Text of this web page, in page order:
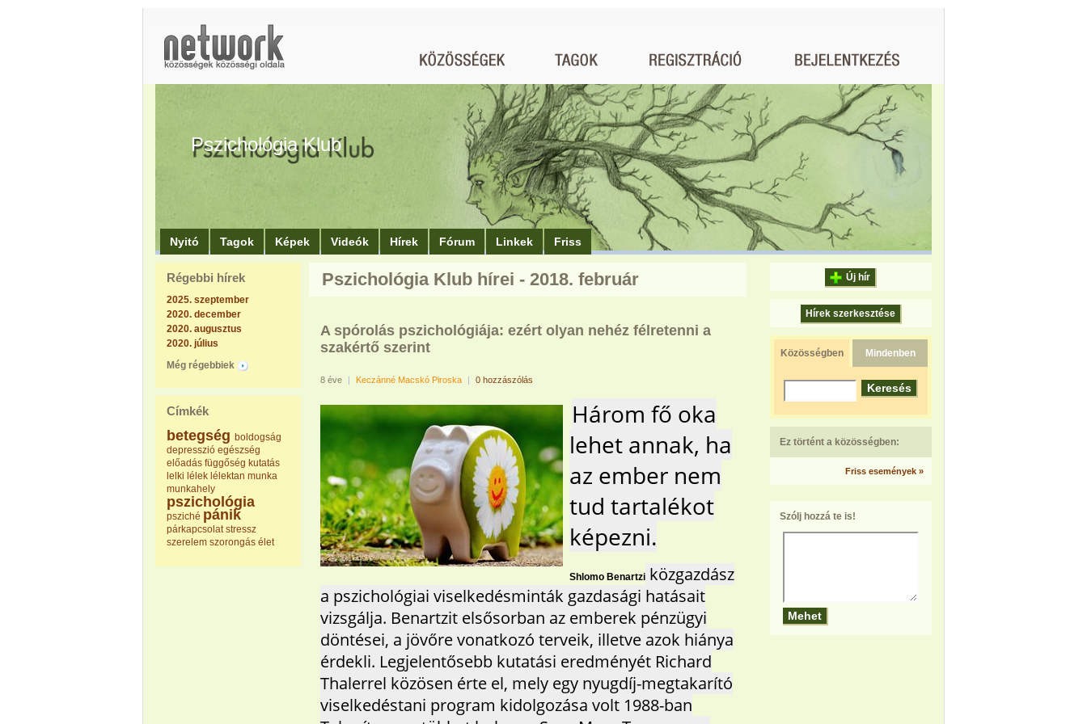
Pszichológia Klub
Nyitó Tagok Képek Videók Hírek Fórum Linkek Friss
Régebbi hírek
2025. szeptember
2020. december
2020. augusztus
2020. július
Még régebbiek
Címkék
betegség boldogság
depresszió egészség
előadás függőség kutatás
lelki lélek lélektan munka
munkahely
pszichológia
psziché pánik
párkapcsolat stressz
szerelem szorongás élet
Pszichológia Klub hírei - 2018. február
A spórolás pszichológiája: ezért olyan nehéz félretenni a
szakértő szerint
8 éve | Keczánné Macskó Piroska | 0 hozzászólás
Három fő oka
lehet annak, ha
az ember nem
tud tartalékot
képezni.
Shlomo Benartzi közgazdász
a pszichológiai viselkedésminták gazdasági hatásait
vizsgálja. Benartzit elsősorban az emberek pénzügyi
döntései, a jövőre vonatkozó terveik, illetve azok hiánya
érdekli. Legjelentősebb kutatási eredményét Richard
Thalerrel közösen érte el, mely egy nyugdíj-megtakarító
viselkedéstani program kidolgozása volt 1988-ban
Új hír
Hírek szerkesztése
Közösségben Mindenben
Ez történt a közösségben:
Friss események »
Szólj hozzá te is!